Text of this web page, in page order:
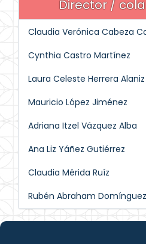
Director /
Claudia Verónica Cabeza
Cynthia Castro Martínez
Laura Celeste Herrera Alaniz
Mauricio López Jiménez
Adriana Itzel Vázquez Alba
Ana Liz Yáñez Gutiérrez
Claudia Mérida Ruíz
Rubén Abraham